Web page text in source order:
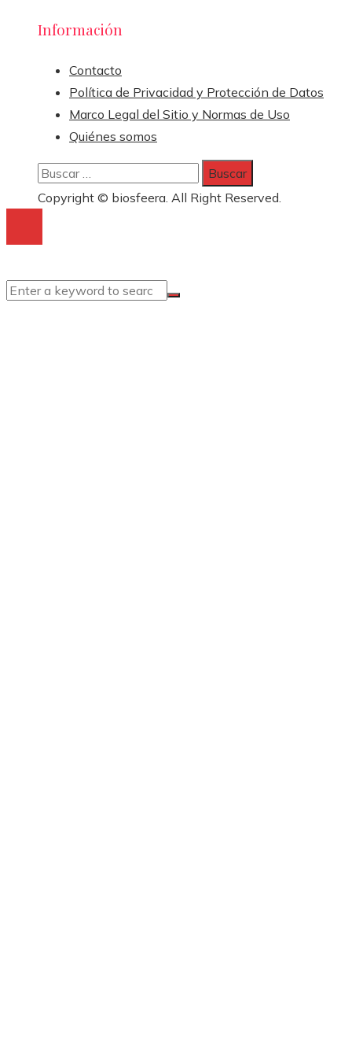
Información
Contacto
Política de Privacidad y Protección de Datos
Marco Legal del Sitio y Normas de Uso
Quiénes somos
Buscar:
Copyright © biosfeera. All Right Reserved.